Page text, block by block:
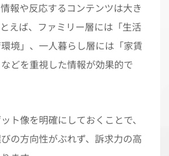
報や反応するコンテンツは大き
えば、ファミリー層には「生活
境」、一人暮らし層には「家賃
どを重視した情報が効果的で
ト像を明確にしておくことで、
の方向性がぶれず、訴求力の高